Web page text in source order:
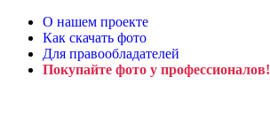
О нашем проекте
Как скачать фото
Для правообладателей
Покупайте фото у профессионалов!